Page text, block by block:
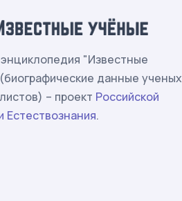
"Известные
данные ученых
– проект Российской
Естествознания.